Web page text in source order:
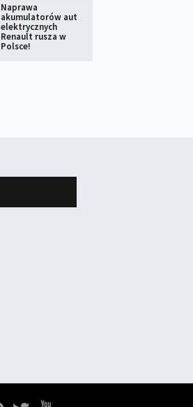
Naprawa
akumulatorów aut
elektrycznych
Renault rusza w
Polsce!